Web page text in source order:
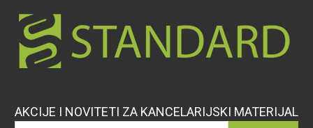
AKCIJE I NOVITETI ZA KANCELARIJSKI MATERIJAL